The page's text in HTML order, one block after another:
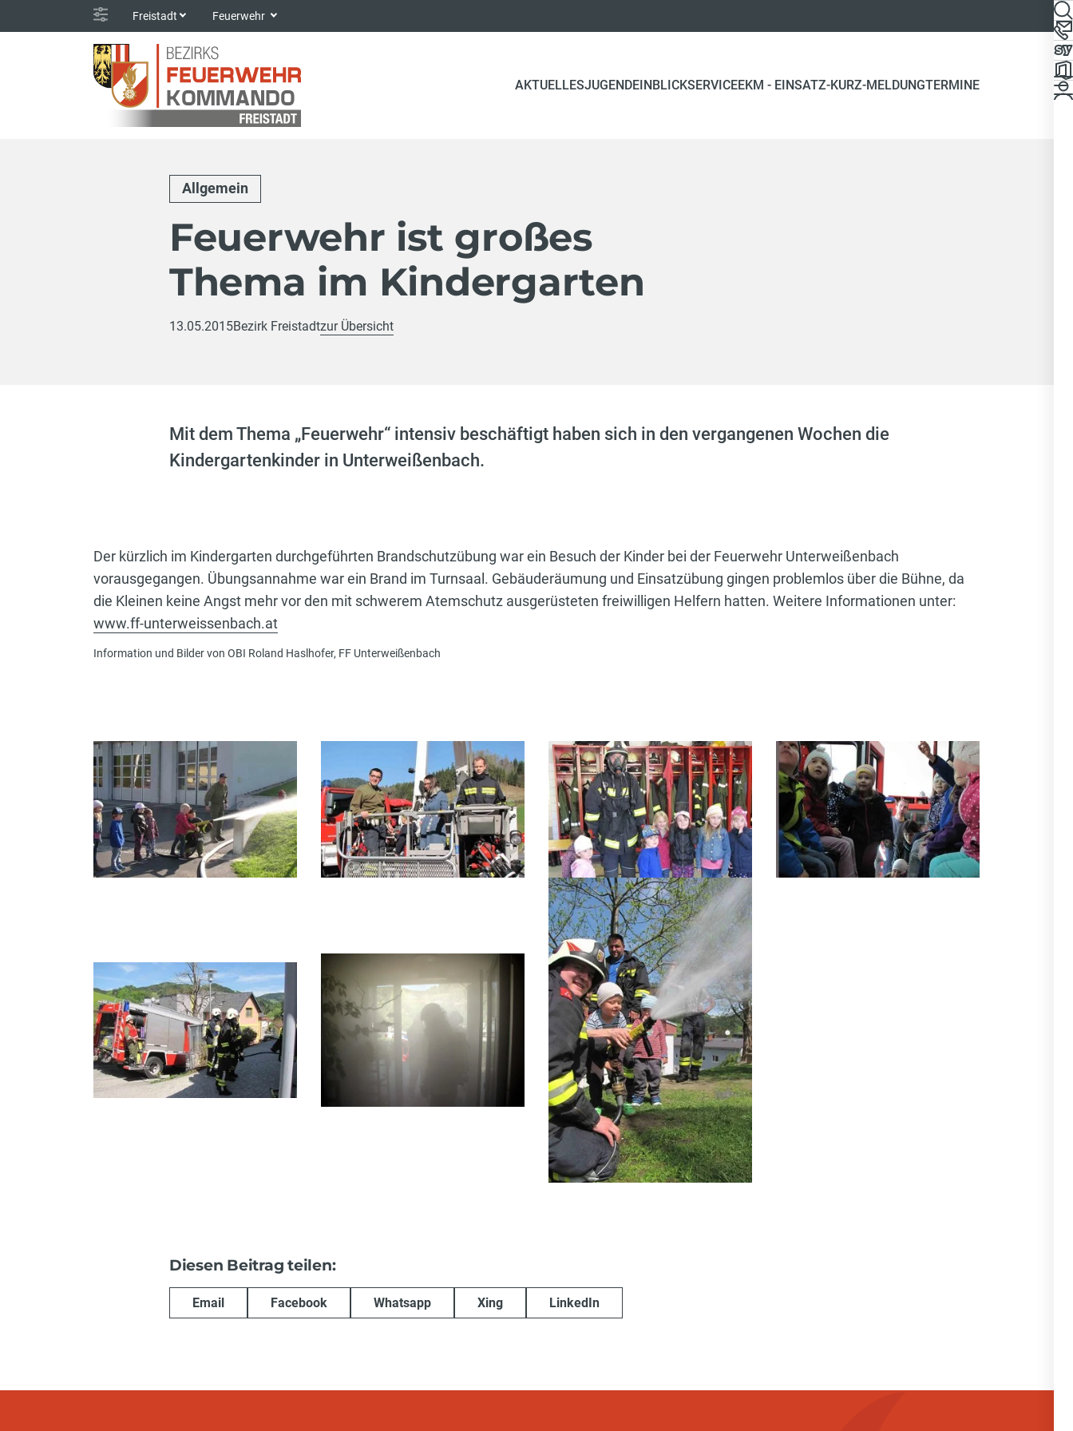
Freistadt Feuerwehr
AKTUELLES(CURRENT)
JUGENDEINBLICKSERVICEEKM - EINSATZ-KURZ-MELDUNGTERMINE
Allgemein
Feuerwehr ist großes
Thema im Kindergarten
13.05.2015Bezirk Freistadtzur Übersicht
Mit dem Thema „Feuerwehr“ intensiv beschäftigt haben sich in den vergangenen Wochen die
Kindergartenkinder in Unterweißenbach.
Der kürzlich im Kindergarten durchgeführten Brandschutzübung war ein Besuch der Kinder bei der Feuerwehr Unterweißenbach
vorausgegangen. Übungsannahme war ein Brand im Turnsaal. Gebäuderäumung und Einsatzübung gingen problemlos über die Bühne, da
die Kleinen keine Angst mehr vor den mit schwerem Atemschutz ausgerüsteten freiwilligen Helfern hatten. Weitere Informationen unter:
www.ff-unterweissenbach.at
Information und Bilder von OBI Roland Haslhofer, FF Unterweißenbach
Diesen Beitrag teilen:
Email Facebook Whatsapp Xing LinkedIn